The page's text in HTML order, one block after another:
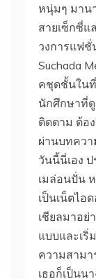
หนุ่มๆ มาน
สายเซ็กซี่แ
วงการแฟชั่
Suchada
คชุดชั้นใน
นักศึกษาที่
ติดตาม ต้อ
ผ่านบทคว
วันนี้นี่เอง
เมล่อนปั่น
เป็นเน็ตไอ
เชียลมาอย่
แบบและเริ่
ความสามา
เธอก็เป็นน